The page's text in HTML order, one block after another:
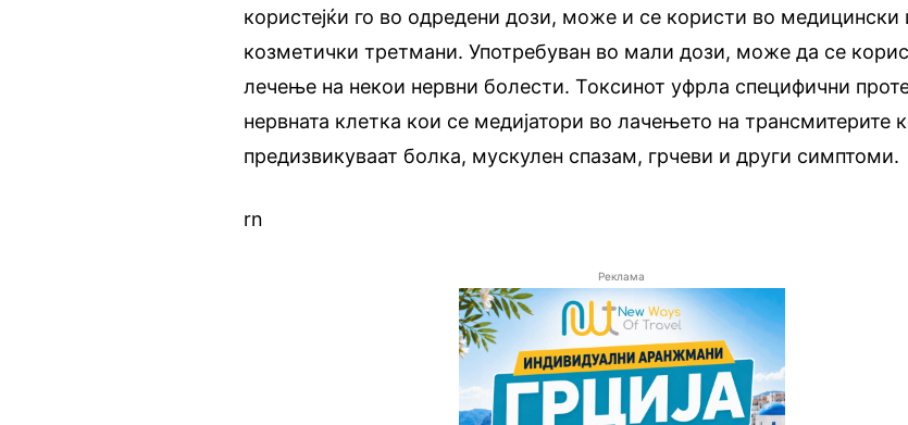
користејќи го во одредени дози, може и се користи во медицински
козметички третмани. Употребуван во мали дози, може да се
лечење на некои нервни болести. Токсинот уфрла специфични
нервната клетка кои се медијатори во лачењето на трансмитерите
предизвикуваат болка, мускулен спазам, грчеви и други симптоми.
rn
Реклама